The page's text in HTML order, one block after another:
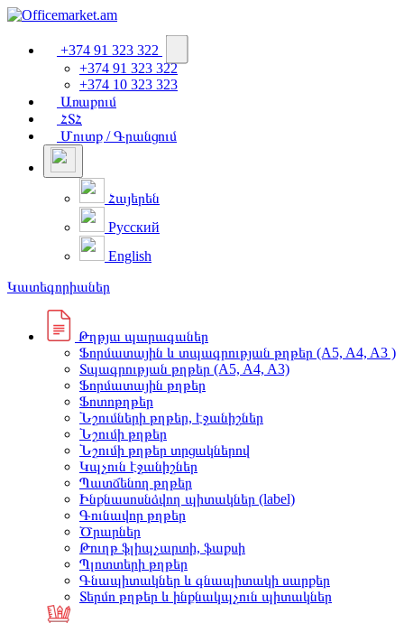
+374 91 323 322
+374 91 323 322
+374 10 323 323
Առաքում
ՀՏՀ
Մուտք / Գրանցում
Հայերեն
Русский
English
Կատեգորիաներ
Թղթյա պարագաներ
Ֆորմատային և տպագրության թղթեր (A5, A4, A3 )
Տպագրության թղթեր (A5, A4, A3)
Ֆորմատային թղթեր
Ֆոտոթղթեր
Նշումների թղթեր, էջանիշներ
Նշումի թղթեր
Նշումի թղթեր տրցակներով
Կպչուն էջանիշներ
Պատճենող թղթեր
Ինքնասոսնձվող պիտակներ (label)
Գունավոր թղթեր
Ծրարներ
Թուղթ ֆլիպչարտի, ֆաքսի
Պլոտտերի թղթեր
Գնապիտակներ և գնապիտակի սարքեր
Տերմո թղթեր և ինքնակպչուն պիտակներ